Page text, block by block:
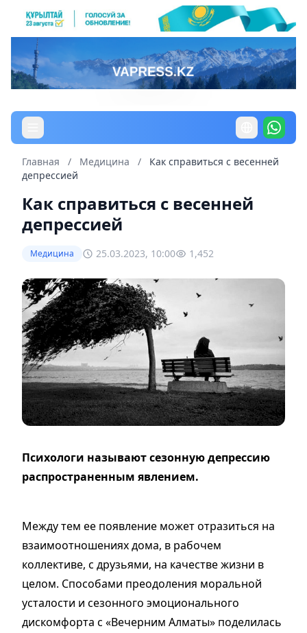
Главная / Медицина /
Как справиться с весенней
депрессией
Как справиться с весенней
депрессией
Медицина 25.03.2023, 10:00 1,452
Психологи называют сезонную депрессию
распространенным явлением.
Между тем ее появление может отразиться на
взаимоотношениях дома, в рабочем
коллективе, с друзьями, на качестве жизни в
целом. Способами преодоления моральной
усталости и сезонного эмоционального
дискомфорта с «Вечерним Алматы» поделилась